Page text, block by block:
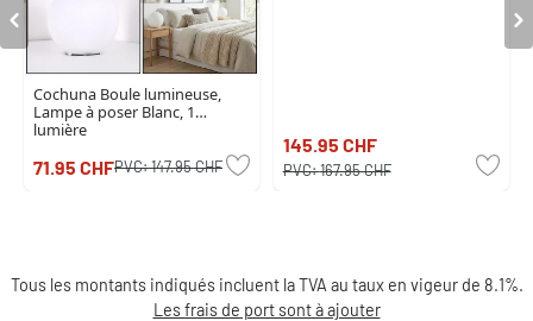
Cochuna Boule lumineuse,
Lampe à poser Blanc, 1
lumière
71.95 CHFPVC:147.95 CHF
145.95 CHF
PVC:167.95 CHF
Tous les montants indiqués incluent la TVA au taux en vigeur de 8.1%.
Les frais de port sont à ajouter